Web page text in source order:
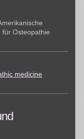
für Osteopathie
medicine